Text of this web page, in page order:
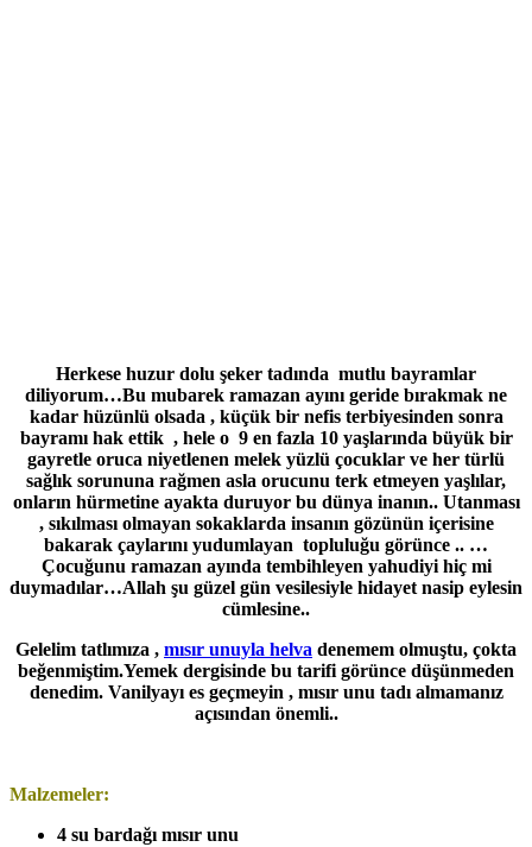
Herkese huzur dolu şeker tadında mutlu bayramlar
diliyorum…Bu mubarek ramazan ayını geride bırakmak ne
kadar hüzünlü olsada , küçük bir nefis terbiyesinden sonra
bayramı hak ettik , hele o 9 en fazla 10 yaşlarında büyük bir
gayretle oruca niyetlenen melek yüzlü çocuklar ve her türlü
sağlık sorununa rağmen asla orucunu terk etmeyen yaşlılar,
onların hürmetine ayakta duruyor bu dünya inanın.. Utanması
, sıkılması olmayan sokaklarda insanın gözünün içerisine
bakarak çaylarını yudumlayan topluluğu görünce .. …
Çocuğunu ramazan ayında tembihleyen yahudiyi hiç mi
duymadılar…Allah şu güzel gün vesilesiyle hidayet nasip eylesin
cümlesine..
Gelelim tatlımıza , mısır unuyla helva denemem olmuştu, çokta
beğenmiştim.Yemek dergisinde bu tarifi görünce düşünmeden
denedim. Vanilyayı es geçmeyin , mısır unu tadı almamanız
açısından önemli..
Malzemeler:
4 su bardağı mısır unu